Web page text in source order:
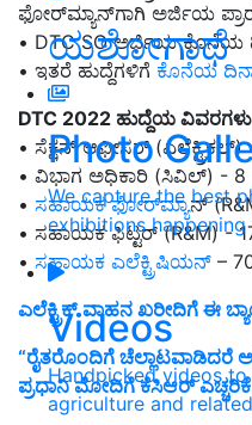
ಯಶೋಗಾಥೆ
Photo
We capture the best
exhibitions
Videos
Handpicked videos
agriculture and
ಫೋರ್‌ಮ್ಯಾನ್‌ಗಾಗಿ ಅರ್ಜಿಯ
• DTC SO ಅರ್ಜಿಯ ಕೊನೆಯ
• ಇತರೆ ಹುದ್ದೆಗಳಿಗೆ ಕೊನೆಯ
DTC 2022 ಹುದ್ದೆಯ ವಿವರಗಳು
• ಸೆಕ್ಷನ್ ಆಫೀಸರ್ (ಎಲೆಕ್ಟ್ರಿಕಲ್)
• ವಿಭಾಗ ಅಧಿಕಾರಿ (ಸಿವಿಲ್) - 8
• ಸಹಾಯಕ ಫೋರ್‌ಮ್ಯಾನ್
• ಸಹಾಯಕ ಫಿಟ್ಟರ್ (R&M) -
• ಸಹಾಯಕ ಎಲೆಕ್ಟ್ರಿಷಿಯನ್ –
ಎಲೆಕ್ಟ್ರಿಕ್ ವಾಹನ ಖರೀದಿಗೆ ಈ
“ರೈತರೊಂದಿಗೆ ಚೆಲ್ಲಾಟವಾಡಿದರೆ
ಪ್ರಧಾನಿ ಮೋದಿಗೆ ಕೆಸಿಆರ್